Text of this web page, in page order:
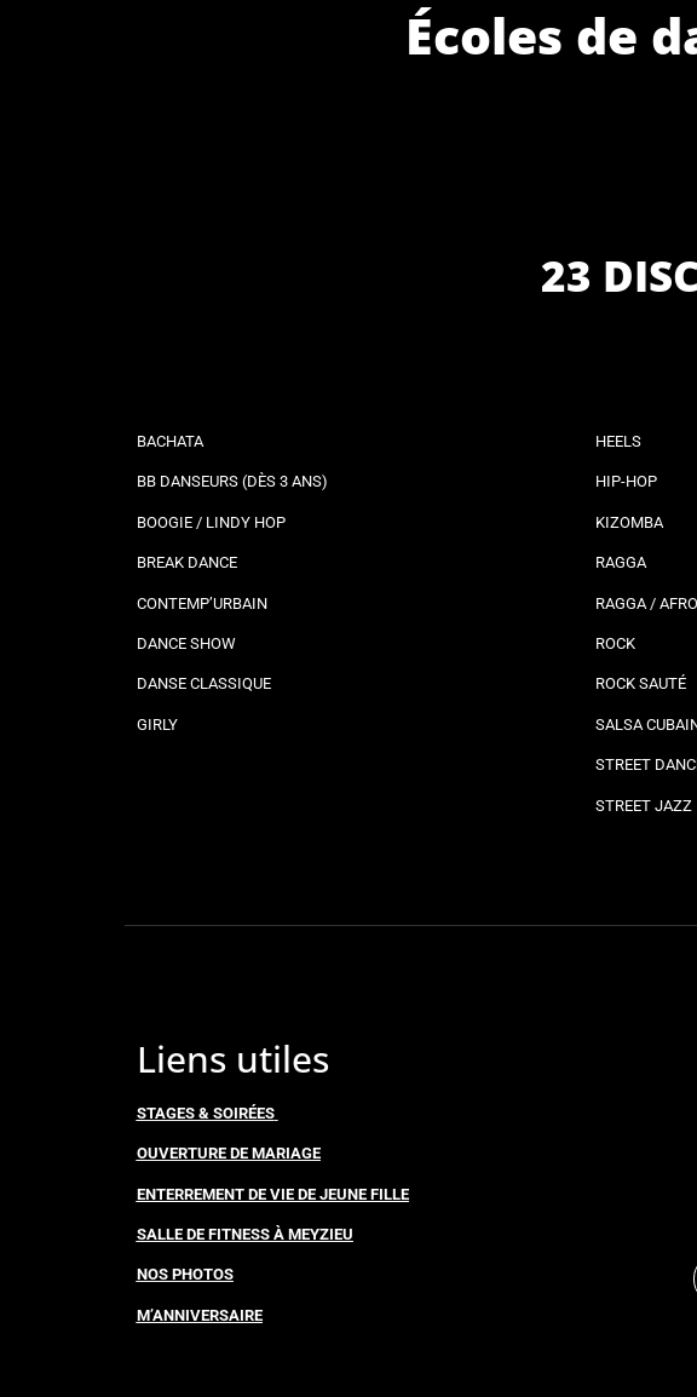
Écoles de
23
BACHATA
BB DANSEURS (DÈS 3 ANS)
BOOGIE / LINDY HOP
BREAK DANCE
CONTEMP’URBAIN
DANCE SHOW
DANSE CLASSIQUE
GIRLY
HEELS
HIP-HOP
KIZOMBA
RAGGA
RAGGA / AFRO
ROCK
ROCK SAUTÉ
SALSA
STREET
STREET JAZZ
Liens utiles
STAGES & SOIRÉES
OUVERTURE DE MARIAGE
ENTERREMENT DE VIE DE JEUNE FILLE
SALLE DE FITNESS À MEYZIEU
NOS PHOTOS
M’ANNIVERSAIRE